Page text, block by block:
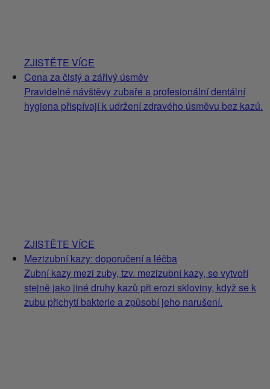
ZJISTĚTE VÍCE
Cena za čistý a zářivý úsměv
Pravidelné návštěvy zubaře a profesionální dentální
hygiena přispívají k udržení zdravého úsměvu bez kazů.
ZJISTĚTE VÍCE
Mezizubní kazy: doporučení a léčba
Zubní kazy mezi zuby, tzv. mezizubní kazy, se vytvoří
stejně jako jiné druhy kazů při erozi skloviny, když se k
zubu přichytí bakterie a způsobí jeho narušení.